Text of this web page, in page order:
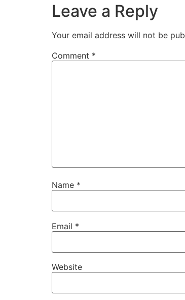
Leave a Reply
Your email address will not be
Comment *
Name *
Email *
Website